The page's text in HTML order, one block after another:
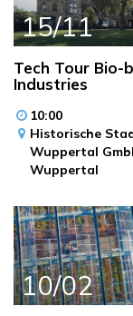
15/11
Tech Tour Bio-
Industries
10:00
Historische
Wuppertal
Wuppertal
10/02